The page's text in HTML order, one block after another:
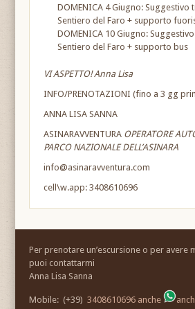
DOMENICA 4 Giugno: Suggestivo
Sentiero del Faro + supporto
DOMENICA 10 Giugno:
Sentiero del Faro + supporto bus
VI ASPETTO! Anna Lisa
INFO/PRENOTAZIONI (fino a 3 gg
ANNA LISA SANNA
ASINARAVVENTURA OPERATORE
PARCO NAZIONALE DELL’ASINARA
info@asinaravventura.com
cell\w.app: 3408610696
Per prenotare un’escursione o per
puoi contattarmi
Anna Lisa Sanna
Mobile: (+39)3408610696 anche